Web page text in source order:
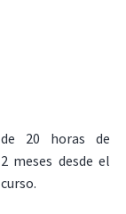
20 horas de
meses desde el